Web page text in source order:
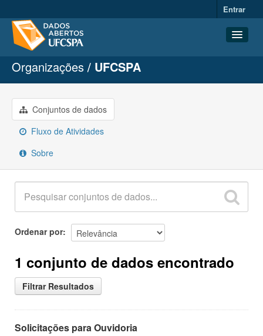
Entrar
Conjuntos de dados
Organizações
Grupos
Sobre
Organizações UFCSPA
Conjuntos de dados
Fluxo de Atividades
Sobre
Ordenar por
1 conjunto de dados encontrado
Filtrar Resultados
Solicitações para Ouvidoria